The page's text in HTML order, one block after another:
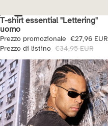
Saldi
T-shirt essential "Lettering"
uomo
Prezzo promozionale €27,96 EUR
Prezzo di listino €34,95 EUR